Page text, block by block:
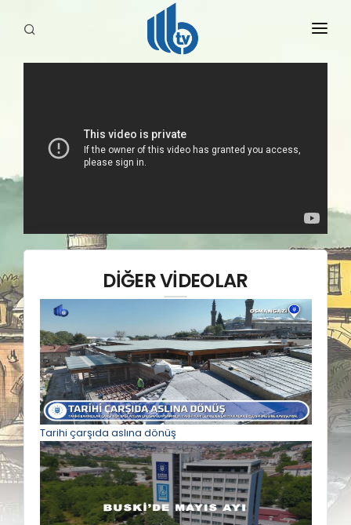
YAYINLARIMIZ
DİĞER VİDEOLAR
Tarihi çarşıda aslına dönüş